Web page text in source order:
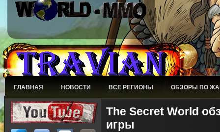
ГЛАВНАЯ НОВОСТИ ВСЕ РЕГИОНЫ ОБЗОРЫ ПО
The Secret World
игры